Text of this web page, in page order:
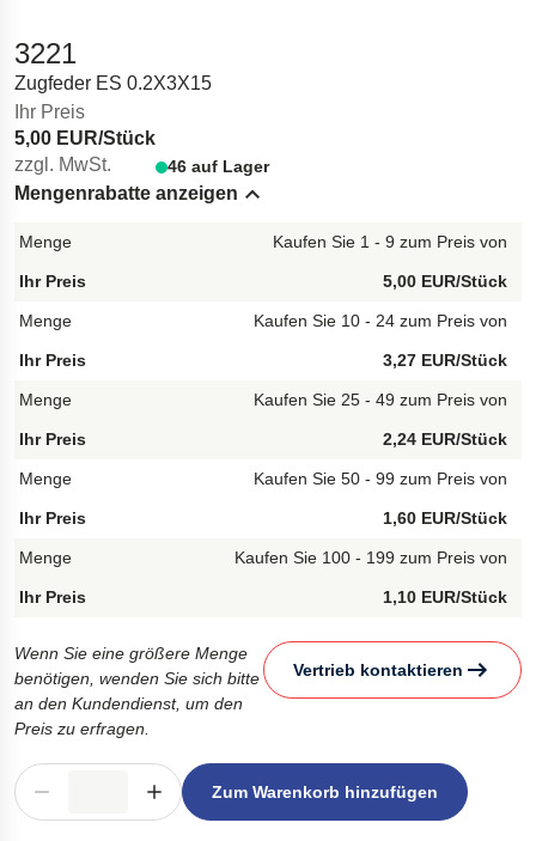
3221
Zugfeder ES 0.2X3X15
Ihr Preis
5,00 EUR/Stück
zzgl. MwSt.
46 auf Lager
Mengenrabatte anzeigen
Hide content
Kaufen Sie 1 - 9 zum Preis von
5,00 EUR/Stück
Kaufen Sie 10 - 24 zum Preis von
3,27 EUR/Stück
Kaufen Sie 25 - 49 zum Preis von
2,24 EUR/Stück
Kaufen Sie 50 - 99 zum Preis von
1,60 EUR/Stück
Kaufen Sie 100 - 199 zum Preis von
1,10 EUR/Stück
Wenn Sie eine größere Menge
benötigen, wenden Sie sich bitte
an den Kundendienst, um den
Preis zu erfragen.
Vertrieb kontaktieren
Zum Warenkorb hinzufügen